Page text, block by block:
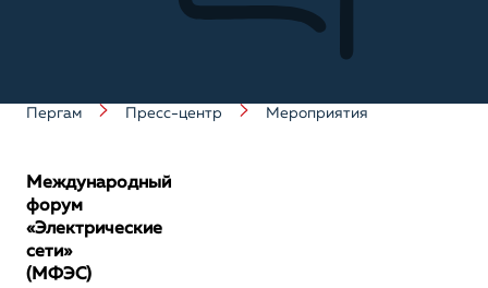
Пергам Пресс-центр Мероприятия
Международный
форум
«Электрические
сети»
(МФЭС)